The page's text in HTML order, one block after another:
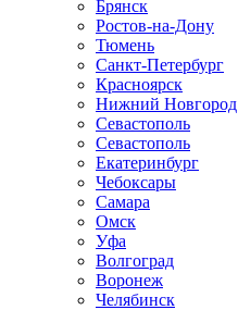
Брянск
Ростов-на-Дону
Тюмень
Санкт-Петербург
Красноярск
Нижний Новгород
Севастополь
Севастополь
Екатеринбург
Чебоксары
Самара
Омск
Уфа
Волгоград
Воронеж
Челябинск